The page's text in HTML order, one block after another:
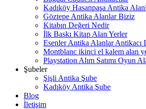
Kadıköy Hasanpaşa Antika
Göztepe Antika Alanlar Biziz
Kitabın Değeri Nedir
İlk Baskı Kitap Alan Yerler
Esenler Antika Alanlar Antikacı
Montblanc ikinci el kalem alan
Playstation Alım Satımı Oyun
Şubeler
Şişli Antika Şube
Kadıköy Antika Şube
Blog
İletişim